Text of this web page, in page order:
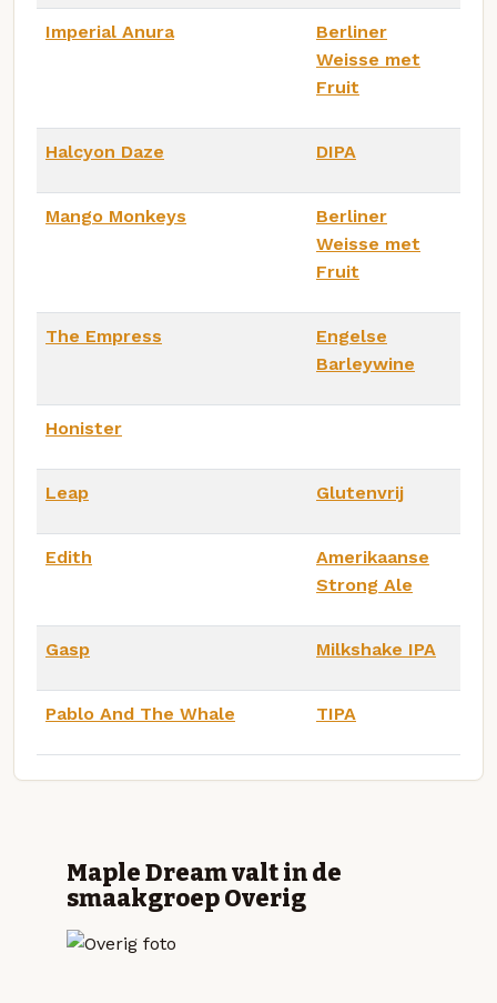
Imperial Anura
Berliner
Weisse met
Fruit
Halcyon Daze DIPA
Mango Monkeys
Berliner
Weisse met
Fruit
The Empress
Engelse
Barleywine
Honister
Leap Glutenvrij
Edith
Amerikaanse
Strong Ale
Gasp Milkshake IPA
Pablo And The Whale TIPA
Maple Dream valt in de
smaakgroep Overig